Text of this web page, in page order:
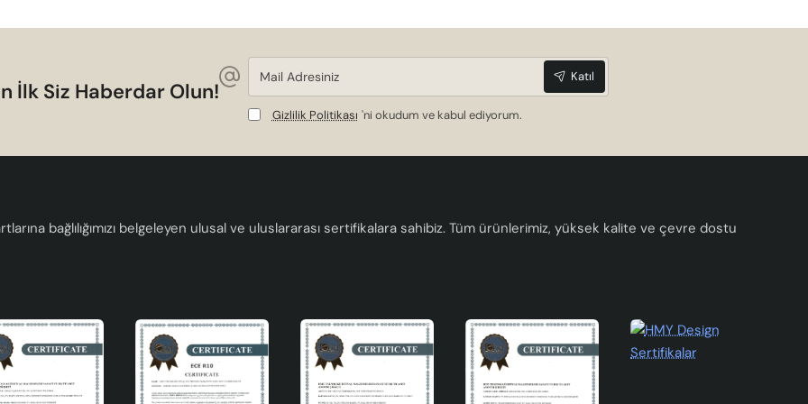
odası için ideal.
İlk Siz Haberdar Olun!
Mail
Adresiniz
Katıl
Gizlilik Politikası 'ni okudum ve kabul ediyorum.
bağlılığımızı belgeleyen ulusal ve uluslararası sertifikalara sahibiz. Tüm ürünlerimiz, yüksek kalite ve çevre dostu